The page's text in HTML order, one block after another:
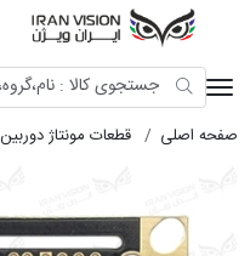
ایران ویژن
قطعات مونتاژ دوربین و دستگاه